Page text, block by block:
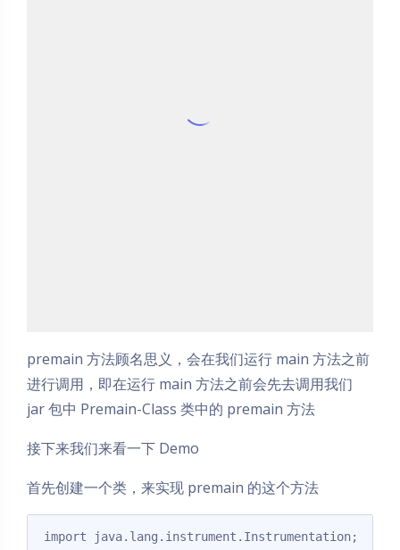
premain 方法顾名思义，会在我们运行 main 方法之前
进行调用，即在运行 main 方法之前会先去调用我们
jar 包中 Premain-Class 类中的 premain 方法
接下来我们来看一下 Demo
首先创建一个类，来实现 premain 的这个方法
import java.lang.instrument.Instrumentation;